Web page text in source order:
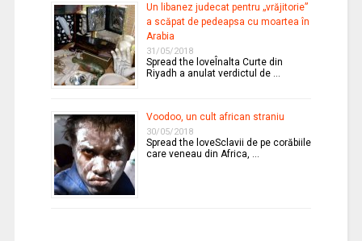
Un libanez judecat pentru „vrăjitorie”
a scăpat de pedeapsa cu moartea în
Arabia
31/05/2018
Spread the loveÎnalta Curte din
Riyadh a anulat verdictul de …
Voodoo, un cult african straniu
30/05/2018
Spread the loveSclavii de pe corăbiile
care veneau din Africa, …